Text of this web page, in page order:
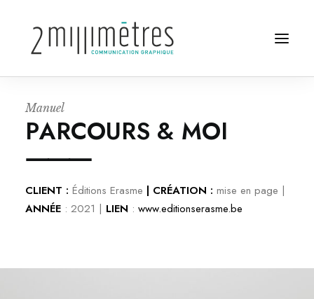
Projets
Contact
Manuel
PARCOURS & MOI
⸻
CLIENT : Éditions Erasme | CRÉATION : mise en page |
ANNÉE : 2021 | LIEN : www.editionserasme.be